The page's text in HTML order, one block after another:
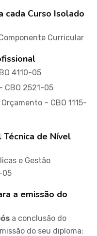
Curso Isolado
Curricular
4110-05
CBO 2521-05
– CBO 1115-
de Nível
e Gestão
05
a emissão do
a conclusão do
do seu diploma;